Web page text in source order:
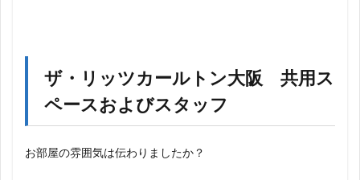
ザ・リッツカールトン大阪 共用ス
ペースおよびスタッフ
お部屋の雰囲気は伝わりましたか？